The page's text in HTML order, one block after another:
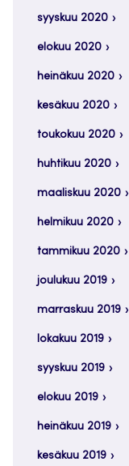
syyskuu 2020
elokuu 2020
heinäkuu 2020
kesäkuu 2020
toukokuu 2020
huhtikuu 2020
maaliskuu 2020
helmikuu 2020
tammikuu 2020
joulukuu 2019
marraskuu 2019
lokakuu 2019
syyskuu 2019
elokuu 2019
heinäkuu 2019
kesäkuu 2019